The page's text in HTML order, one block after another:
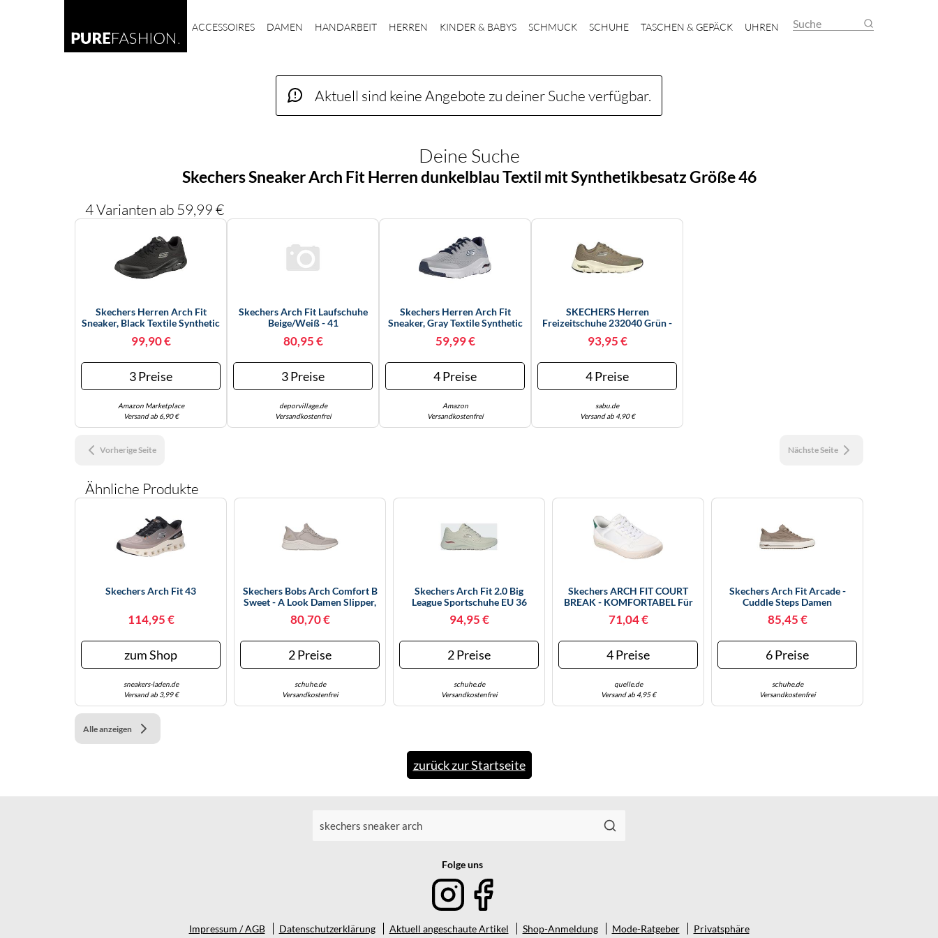
ACCESSOIRES DAMEN HANDARBEIT HERREN KINDER & BABYS SCHMUCK SCHUHE TASCHEN & GEPÄCK UHREN Suche
Aktuell sind keine Angebote zu deiner Suche verfügbar.
Deine Suche
Skechers Sneaker Arch Fit Herren dunkelblau Textil mit Synthetikbesatz Größe 46
4 Varianten ab 59,99 €
Skechers Herren Arch Fit
Sneaker, Black Textile Synthetic
99,90 €
3 Preise
Amazon Marketplace
Versand ab 6,90 €
Skechers Arch Fit Laufschuhe
Beige/weiß - 41
80,95 €
3 Preise
deporvillage.de
Versandkostenfrei
Skechers Herren Arch Fit
Sneaker, Gray Textile Synthetic
59,99 €
4 Preise
Amazon
Versandkostenfrei
SKECHERS Herren
Freizeitschuhe 232040 Grün -
93,95 €
4 Preise
sabu.de
Versand ab 4,90 €
Vorherige Seite Nächste Seite
Ähnliche Produkte
Skechers Arch Fit 43
114,95 €
zum Shop
sneakers-laden.de
Versand ab 3,99 €
Skechers Bobs Arch Comfort B
Sweet - A Look Damen Slipper,
Grau, Größe 41 41
80,70 €
2 Preise
schuhe.de
Versandkostenfrei
Skechers Arch Fit 2.0 Big
League Sportschuhe EU 36
Natural / Multicolor
94,95 €
2 Preise
schuhe.de
Versandkostenfrei
Skechers ARCH FIT COURT
BREAK - KOMFORTABEL Für
Herren, Weiß, Größe 40 EU
71,04 €
4 Preise
quelle.de
Versand ab 4,95 €
Skechers Arch Fit Arcade -
Cuddle Steps Damen
Freizeitschuhe, Grau, Größe 37
37
85,45 €
6 Preise
schuhe.de
Versandkostenfrei
Alle anzeigen
zurück zur Startseite
Folge uns
Impressum / AGB Datenschutzerklärung Aktuell angeschaute Artikel Shop-Anmeldung Mode-Ratgeber Privatsphäre